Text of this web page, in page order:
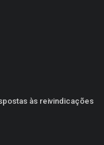
às reivindicações